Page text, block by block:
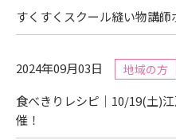
すくすくスクール縫い物講
2024年09月03日 地域の方
食べきりレシピ｜10/19(土)
催！